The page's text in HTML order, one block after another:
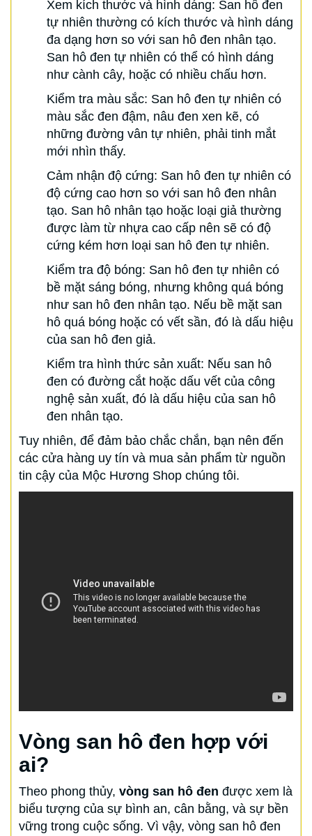
Xem kích thước và hình dáng: San hô đen
tự nhiên thường có kích thước và hình dáng
đa dạng hơn so với san hô đen nhân tạo.
San hô đen tự nhiên có thể có hình dáng
như cành cây, hoặc có nhiều chấu hơn.
Kiểm tra màu sắc: San hô đen tự nhiên có
màu sắc đen đậm, nâu đen xen kẽ, có
những đường vân tự nhiên, phải tinh mắt
mới nhìn thấy.
Cảm nhận độ cứng: San hô đen tự nhiên có
độ cứng cao hơn so với san hô đen nhân
tạo. San hô nhân tạo hoặc loại giả thường
được làm từ nhựa cao cấp nên sẽ có độ
cứng kém hơn loại san hô đen tự nhiên.
Kiểm tra độ bóng: San hô đen tự nhiên có
bề mặt sáng bóng, nhưng không quá bóng
như san hô đen nhân tạo. Nếu bề mặt san
hô quá bóng hoặc có vết sần, đó là dấu hiệu
của san hô đen giả.
Kiểm tra hình thức sản xuất: Nếu san hô
đen có đường cắt hoặc dấu vết của công
nghệ sản xuất, đó là dấu hiệu của san hô
đen nhân tạo.
Tuy nhiên, để đảm bảo chắc chắn, bạn nên đến
các cửa hàng uy tín và mua sản phẩm từ nguồn
tin cậy của Mộc Hương Shop chúng tôi.
Vòng san hô đen hợp với
ai?
Theo phong thủy, vòng san hô đen được xem là
biểu tượng của sự bình an, cân bằng, và sự bền
vững trong cuộc sống. Vì vậy, vòng san hô đen